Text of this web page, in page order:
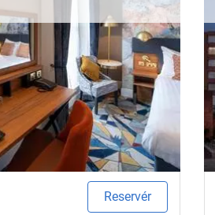
Reservér